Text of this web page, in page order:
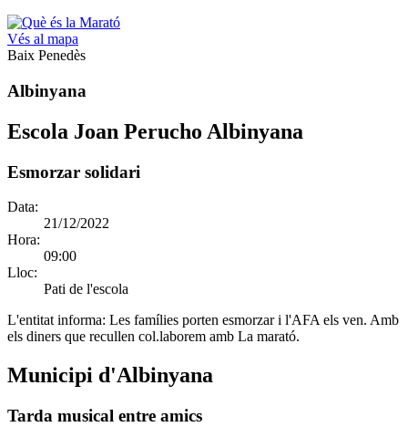
Vés al mapa
Baix Penedès
Albinyana
Escola Joan Perucho Albinyana
Esmorzar solidari
Data:
21/12/2022
Hora:
09:00
Lloc:
Pati de l'escola
L'entitat informa: Les famílies porten esmorzar i l'AFA els ven. Amb
els diners que recullen col.laborem amb La marató.
Municipi d'Albinyana
Tarda musical entre amics